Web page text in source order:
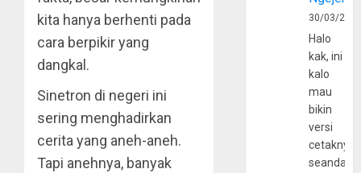
kita hanya berhenti pada
cara berpikir yang
dangkal.
Sinetron di negeri ini
sering menghadirkan
cerita yang aneh-aneh.
Tapi anehnya, banyak
30/03/
Halo
kak, ini
kalo
mau
bikin
versi
cetaknya